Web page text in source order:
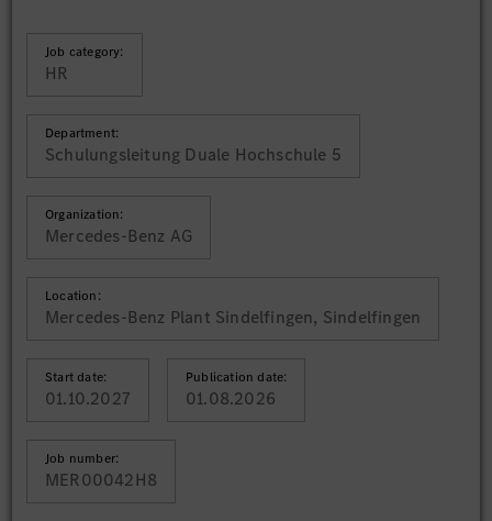
Job category:
HR
Department:
Schulungsleitung Duale Hochschule 5
Organization:
Mercedes-Benz AG
Location:
Mercedes-Benz Plant Sindelfingen, Sindelfingen
Start date:
01.10.2027
Publication date:
01.08.2026
Job number:
MER00042H8